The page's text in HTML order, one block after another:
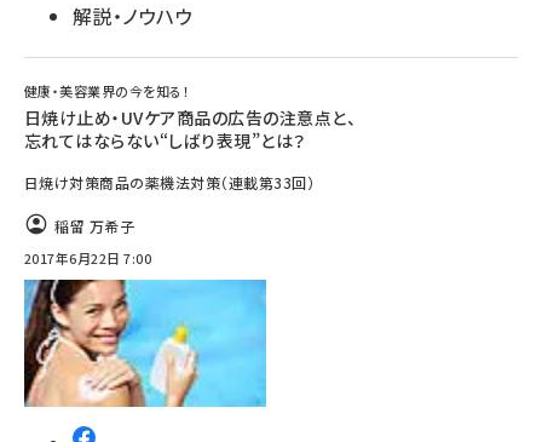
解説・ノウハウ
健康・美容業界の今を知る！
日焼け止め・UVケア商品の広告の注意点と、
忘れてはならない“しばり表現”とは？
日焼け対策商品の薬機法対策（連載第33回）
稲留 万希子
2017年6月22日 7:00